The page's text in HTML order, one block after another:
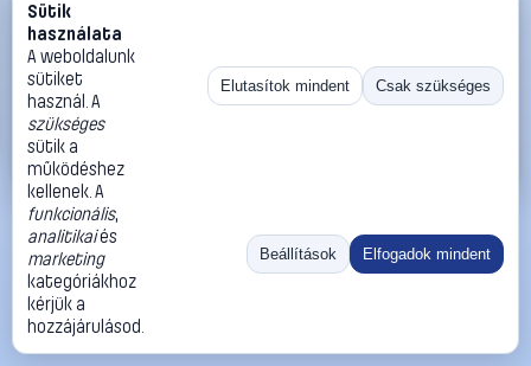
#2734352
kwb 925514 Hegyes vakolókanál Edelstahl
kwb
3 890 Ft
Kosárba
«
Méret:
Rendezés:
©2026
ThermoScope
Cégbemutató
Sütik
használata
A weboldalunk
sütiket
használ. A
szükséges
sütik a
működéshez
kellenek. A
funkcionális,
analitikaiés
marketing
kategóriákhoz
kérjük a
hozzájárulásod.
Elutasítok mindent Csak szükséges
Beállítások Elfogadok mindent